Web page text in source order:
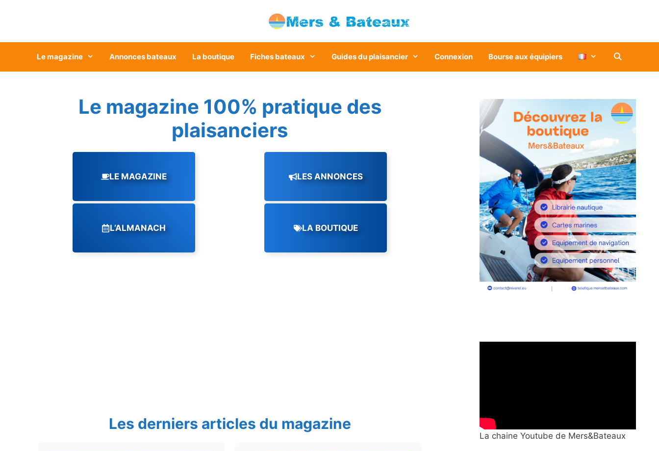
Le magazine Annonces bateaux La boutique Fiches bateaux Guides du plaisancier Connexion Bourse aux équipiers
Le magazine 100% pratique des
plaisanciers
LE MAGAZINE LES ANNONCES
L’ALMANACH LA BOUTIQUE
Les derniers articles du magazine
La chaine Youtube de Mers&Bateaux